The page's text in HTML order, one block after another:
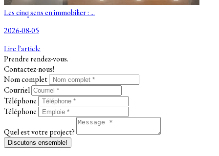
Les cinq sens en immobilier : ...
2026-08-05
Lire l'article
Prendre rendez-vous.
Contactez-nous!
Nom complet
Courriel
Téléphone
Téléphone
Quel est votre project?
Discutons ensemble!